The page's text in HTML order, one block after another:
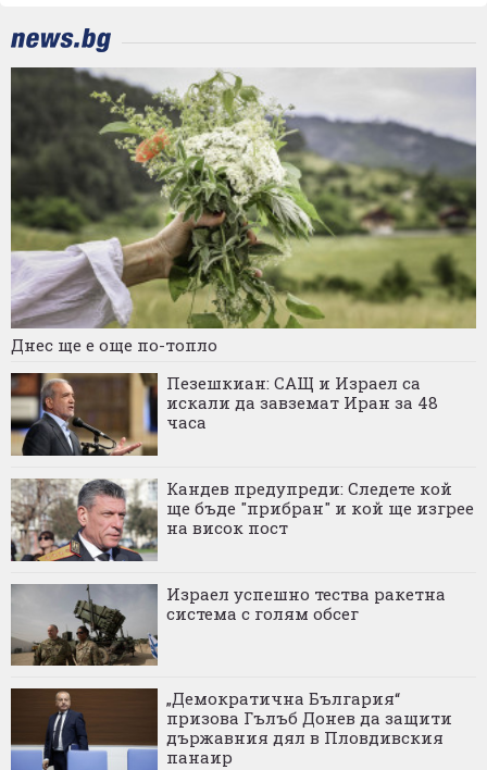
Днес ще е още по-топло
Пезешкиан: САЩ и Израел са
искали да завземат Иран за 48
часа
Кандев предупреди: Следете кой
ще бъде "прибран" и кой ще изгрее
на висок пост
Израел успешно тества ракетна
система с голям обсег
„Демократична България“
призова Гълъб Донев да защити
държавния дял в Пловдивския
панаир